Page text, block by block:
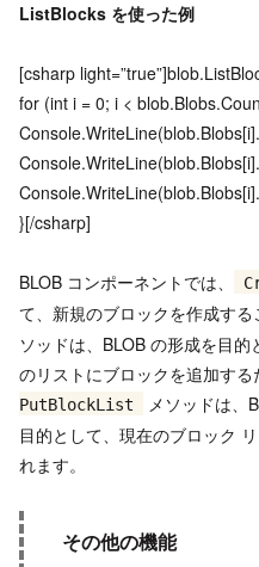
ListBlocks を使った例
[csharp
for (int i = 0; i <
}[/csharp]
BLOB コンポーネントでは、
て、新規のブロックを作成する
ソッドは、BLOB の形成を目
のリストにブロックを追加する
PutBlockList
メソッドは、
目的として、現在のブロック
れます。
その他の機能